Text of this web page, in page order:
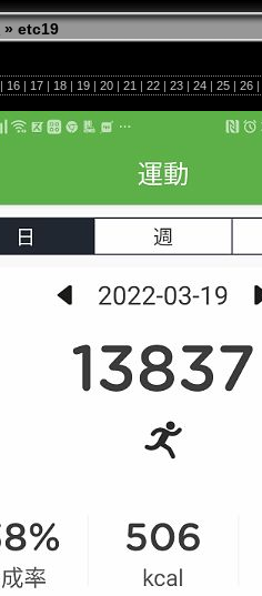
» etc19
| 16 | 17 | 18 | 19 | 20 | 21 | 22 | 23 | 24 | 25 | 26 |